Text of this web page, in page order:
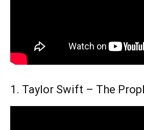
1. Taylor Swift – The